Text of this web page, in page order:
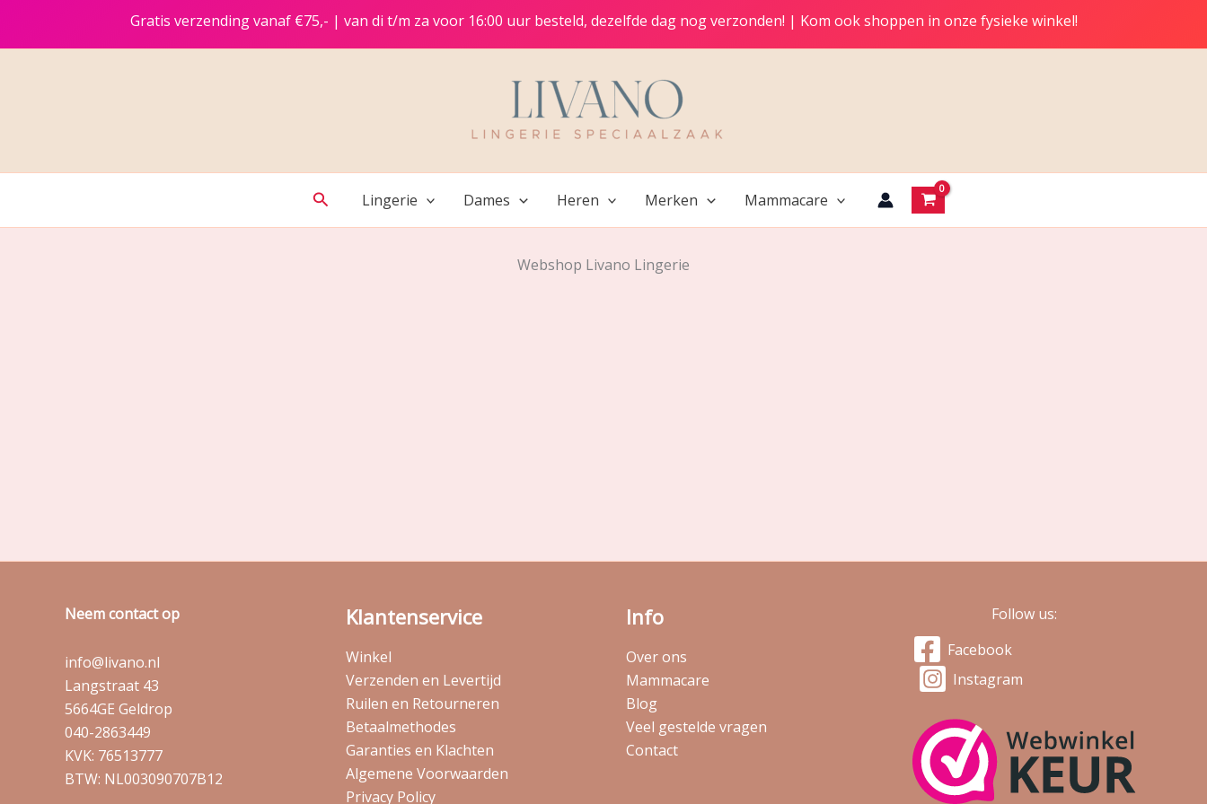
Gratis verzending vanaf €75,- | van di t/m za voor 16:00 uur besteld, dezelfde dag nog verzonden! | Kom ook shoppen in onze fysieke winkel!
ZoekenLingerie Dames Heren Merken Mammacare
Webshop Livano Lingerie
Neem contact op
info@livano.nl
Langstraat 43
5664GE Geldrop
040-2863449
KVK: 76513777
BTW: NL003090707B12
Klantenservice
Winkel
Verzenden en Levertijd
Ruilen en Retourneren
Betaalmethodes
Garanties en Klachten
Algemene Voorwaarden
Privacy Policy
Info
Over ons
Mammacare
Blog
Veel gestelde vragen
Contact
Follow us:
Facebook
Instagram